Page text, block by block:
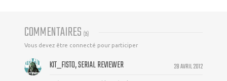
COMMENTAIRES (35)
Vous devez être connecté pour participer
28 AVRIL 2012
KIT_FISTO, SERIAL REVIEWER